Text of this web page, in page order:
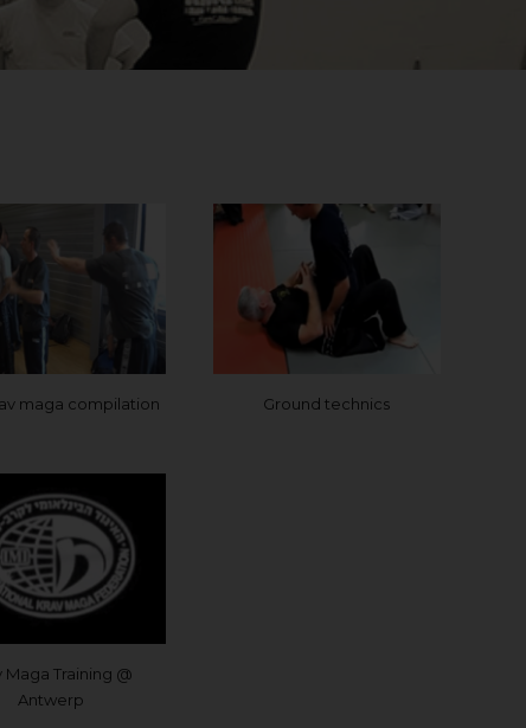
maga compilation Ground technics
Maga Training @
Antwerp